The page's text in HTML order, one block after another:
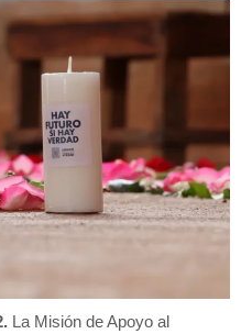
La Misión de Apoyo al